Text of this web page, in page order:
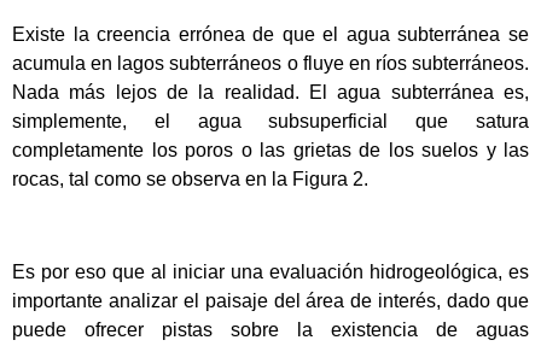
Existe la creencia errónea de que el agua subterránea se
acumula en lagos subterráneos o fluye en ríos subterráneos.
Nada más lejos de la realidad. El agua subterránea es,
simplemente, el agua subsuperficial que satura
completamente los poros o las grietas de los suelos y las
rocas, tal como se observa en la Figura 2.
Es por eso que al iniciar una evaluación hidrogeológica, es
importante analizar el paisaje del área de interés, dado que
puede ofrecer pistas sobre la existencia de aguas